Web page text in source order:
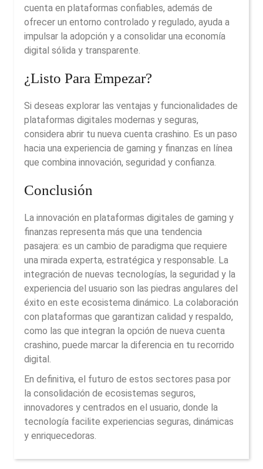
cuenta en plataformas confiables, además de
ofrecer un entorno controlado y regulado, ayuda a
impulsar la adopción y a consolidar una economía
digital sólida y transparente.
¿Listo Para Empezar?
Si deseas explorar las ventajas y funcionalidades de
plataformas digitales modernas y seguras,
considera abrir tu nueva cuenta crashino. Es un paso
hacia una experiencia de gaming y finanzas en línea
que combina innovación, seguridad y confianza.
Conclusión
La innovación en plataformas digitales de gaming y
finanzas representa más que una tendencia
pasajera: es un cambio de paradigma que requiere
una mirada experta, estratégica y responsable. La
integración de nuevas tecnologías, la seguridad y la
experiencia del usuario son las piedras angulares del
éxito en este ecosistema dinámico. La colaboración
con plataformas que garantizan calidad y respaldo,
como las que integran la opción de nueva cuenta
crashino, puede marcar la diferencia en tu recorrido
digital.
En definitiva, el futuro de estos sectores pasa por
la consolidación de ecosistemas seguros,
innovadores y centrados en el usuario, donde la
tecnología facilite experiencias seguras, dinámicas
y enriquecedoras.